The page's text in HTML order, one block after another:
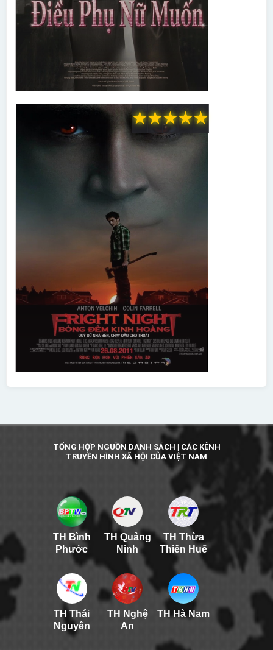
★
★
★
★
★
TỔNG HỢP NGUỒN DANH SÁCH | CÁC KÊNH
TRUYỀN HÌNH XÃ HỘI CỦA VIỆT NAM
TH Bình
Phước
TH Quảng
Ninh
TH Thừa
Thiên Huế
TH Thái
Nguyên
TH Nghệ
An
TH Hà Nam